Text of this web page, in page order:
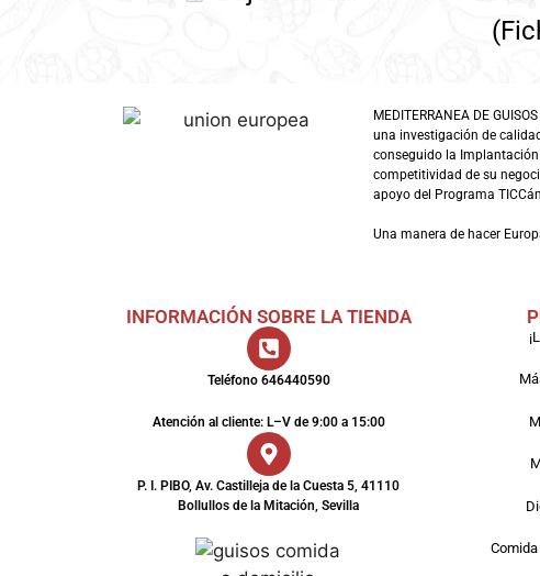
MEDITERRANEA DE
una investigación de
conseguido la
competitividad de su
apoyo del Programa
Una manera de hacer
INFORMACIÓN SOBRE LA TIENDA
Teléfono 646440590
Atención al cliente: L–V de 9:00 a 15:00
P. I. PIBO, Av. Castilleja de la Cuesta 5, 41110
Bollullos de la Mitación, Sevilla